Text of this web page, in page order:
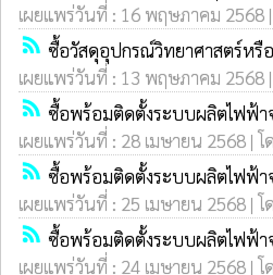
เผยแพร่วันที่ : 16 พฤษภาคม 2568
rss_feed ซื้อวัสดุอุปกรณ์วิทยาศาสตร์หรือ
เผยแพร่วันที่ : 13 พฤษภาคม 2568
rss_feed ซื้อพร้อมติดตั้งระบบผลิตไฟฟ้า
เผยแพร่วันที่ : 28 เมษายน 2568 |
rss_feed ซื้อพร้อมติดตั้งระบบผลิตไฟฟ้า
เผยแพร่วันที่ : 25 เมษายน 2568 |
rss_feed ซื้อพร้อมติดตั้งระบบผลิตไฟฟ้า
เผยแพร่วันที่ : 24 เมษายน 2568 |